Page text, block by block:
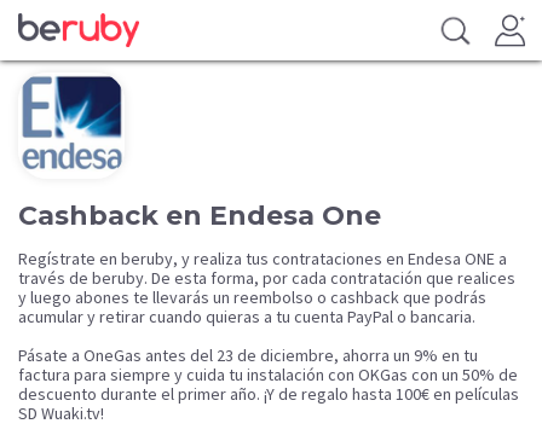
Cashback en Endesa One
Regístrate en beruby, y realiza tus contrataciones en Endesa ONE a
través de beruby. De esta forma, por cada contratación que realices
y luego abones te llevarás un reembolso o cashback que podrás
acumular y retirar cuando quieras a tu cuenta PayPal o bancaria.
Pásate a OneGas antes del 23 de diciembre, ahorra un 9% en tu
factura para siempre y cuida tu instalación con OKGas con un 50% de
descuento durante el primer año. ¡Y de regalo hasta 100€ en películas
SD Wuaki.tv!